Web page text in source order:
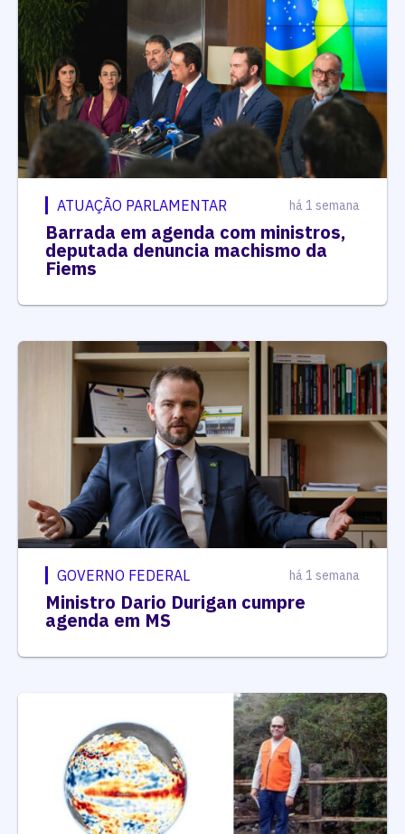
ATUAÇÃO PARLAMENTAR há 1 semana
Barrada em agenda com ministros,
deputada denuncia machismo da
Fiems
GOVERNO FEDERAL há 1 semana
Ministro Dario Durigan cumpre
agenda em MS